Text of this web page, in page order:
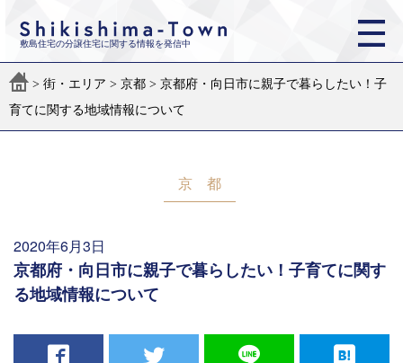
敷島住宅の分譲住宅に関する情報を発信中
> 街・エリア > 京都 > 京都府・向日市に親子で暮らしたい！子
育てに関する地域情報について
京都
2020年6月3日
京都府・向日市に親子で暮らしたい！子育てに関す
る地域情報について